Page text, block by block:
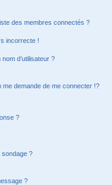
des membres connectés ?
incorrecte !
d’utilisateur ?
me demande de me connecter !?
?
sondage ?
?